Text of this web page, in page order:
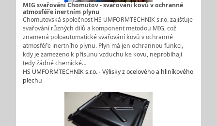
MIG svařování Chomutov - svařování kovů v ochranné
atmosféře inertním plynu
Chomutovská společnost HS UMFORMTECHNIK s.r.o. zajišťuje
svařování různých dílů a komponent metodou MIG, což
znamená poloautomatické svařování kovů v ochranné
atmosféře inertního plynu. Plyn má jen ochrannou funkci,
kdy je zamezeno k přísunu vzduchu ke kovu, neprobíhají
tedy žádné chemické…
HS UMFORMTECHNIK s.r.o. - Výlisky z ocelového a hliníkového
plechu